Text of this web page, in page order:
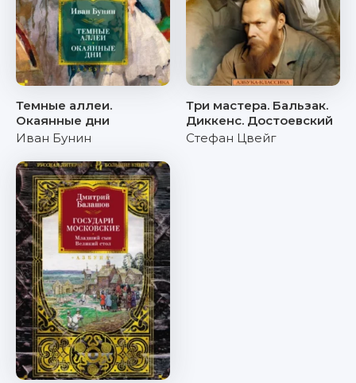
Темные аллеи.
Окаянные дни
Иван Бунин
Три мастера. Бальзак.
Диккенс. Достоевский
Стефан Цвейг